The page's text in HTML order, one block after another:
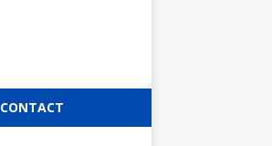
CONTACT